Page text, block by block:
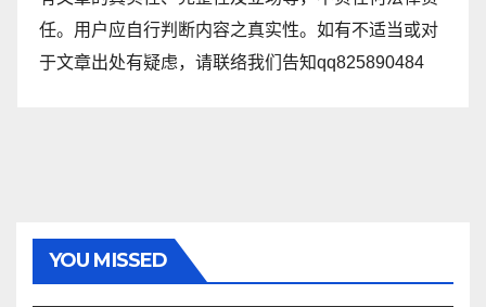
任。用户应自行判断内容之真实性。如有不适当或对
于文章出处有疑虑，请联络我们告知qq825890484
YOU MISSED